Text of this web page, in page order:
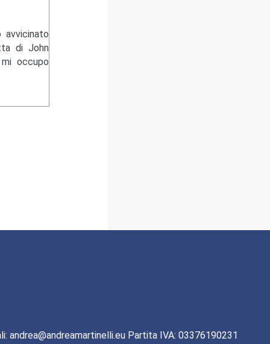
avvicinato
di John
occupo
Partita IVA: 03376190231